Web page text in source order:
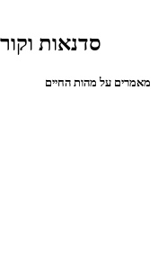
סדנאות
מאמרים על מהות החיים